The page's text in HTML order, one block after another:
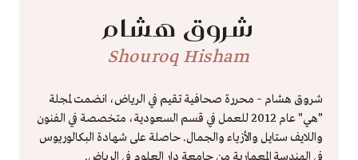
شروق هشام
Shouroq Hisham
شروق هشام – محررة صحافية تقيم في الرياض، انضمت لمجلة
"هي" عام 2012 للعمل في قسم السعودية، متخصصة في الفنون
واللايف ستايل والأزياء والجمال. حاصلة على شهادة البكالوريوس
في الهندسة المعمارية من جامعة دار العلوم في الرياض.